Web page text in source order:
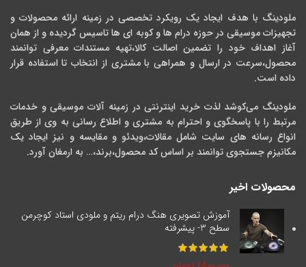
ملودینگ با هدف ایجاد یک رویکرد تخصصی در زمینه ارائه محصولات و
تجهیزات موسیقی در حوزه درام ها و کوبه ای ها تاسیس گردیده و از همان
آغاز اهداف خود را تضمین اصالت کالا،تهیه مستندات معرفی توانمند
محصول،سرعت در ارسال و همراهی با مشتری از انتخاب تا استفاده قرار
داده است.
ملودینگ می‌کوشد لذت خرید اینترنتی در زمینه آلات موسیقی و خدمات
مرتبط را با پاسخگوی و احترام به مشتری و اطلاع رسانی به وی از طریق
انواع رسانه های سایت شامل مقالات،ویدئو و مقایسه و نیز ایجاد یک
مکانیزم جستجوی توانمند بر اساس کد محصول،برند،… به ارمغان آورد.
محصولات اخیر
آموزش تصویری هنگ درام ریتم و ملودی استاد کوچرمن
سطح 3- پیشرفته